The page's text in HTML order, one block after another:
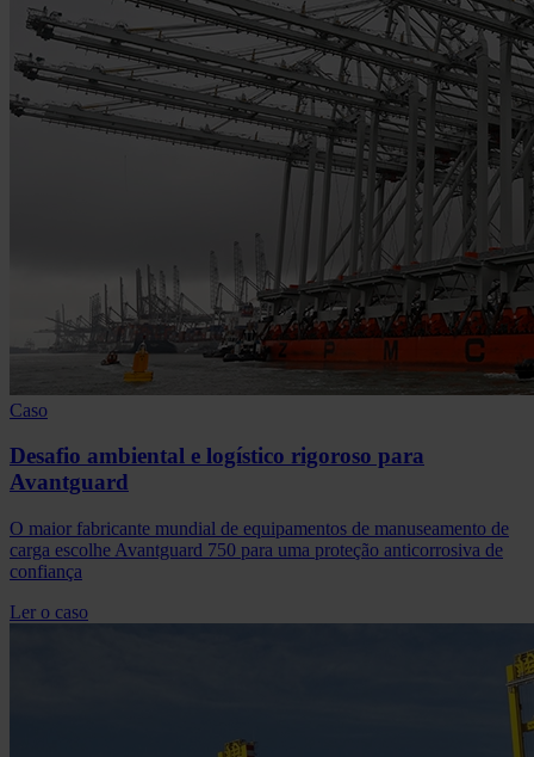
Caso
Desafio ambiental e logístico rigoroso para
Avantguard
O maior fabricante mundial de equipamentos de manuseamento de
carga escolhe Avantguard 750 para uma proteção anticorrosiva de
confiança
Ler o caso